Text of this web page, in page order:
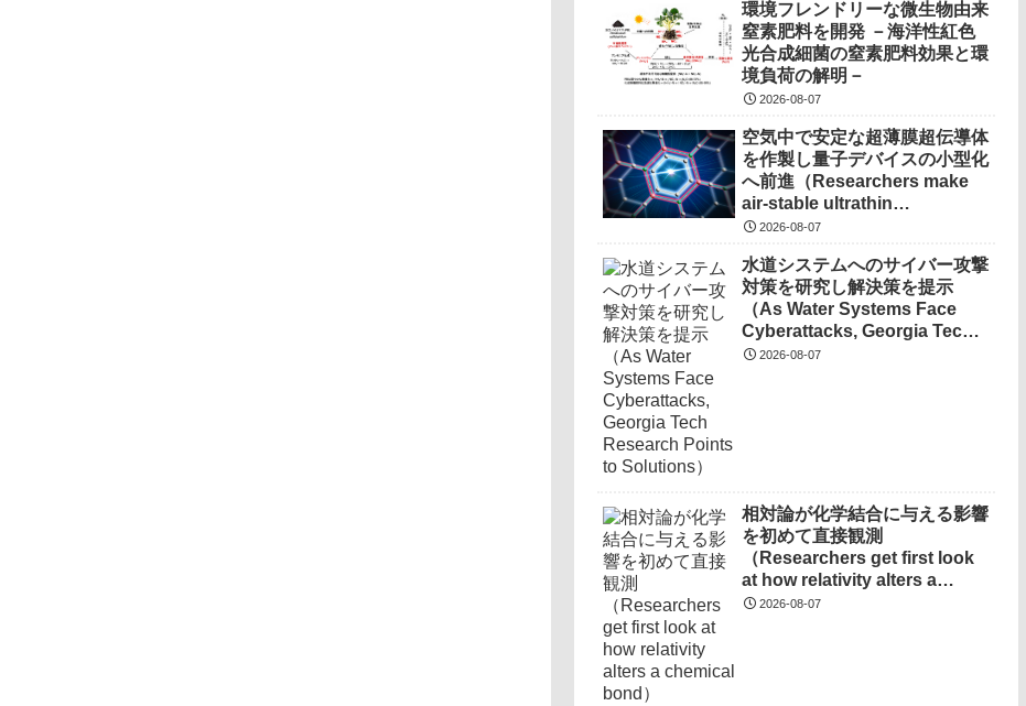
環境フレンドリーな微生物由来
窒素肥料を開発 －海洋性紅色
光合成細菌の窒素肥料効果と環
境負荷の解明－
2026-08-07
空気中で安定な超薄膜超伝導体
を作製し量子デバイスの小型化
へ前進（Researchers make
air-stable ultrathin
superconductors more
devices）
2026-08-07
水道システムへのサイバー攻撃
対策を研究し解決策を提示
（As Water Systems Face
Cyberattacks, Georgia Tech
Research Points to
2026-08-07
相対論が化学結合に与える影響
を初めて直接観測
（Researchers get first look
at how relativity alters a
chemical bond）
2026-08-07